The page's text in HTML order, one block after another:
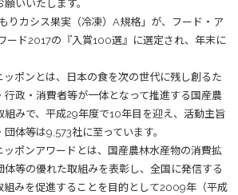
いいたします。
りカシス果実（冷凍）A規格」が、フード・ア
ード2017の『入賞100選』に選定され、年末に
ッポンとは、日本の食を次の世代に残し創るた
行政・消費者等が一体となって推進する国産農
組みで、平成29年度で10年目を迎え、活動主旨
体等は9,573社に至っています。
ッポンアワードとは、国産農林水産物の消費拡
等の優れた取組みを表彰し、全国に発信する
組みを促進することを目的として2009年（平成